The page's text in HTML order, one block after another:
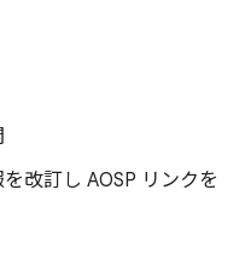
改訂し AOSP リンクを